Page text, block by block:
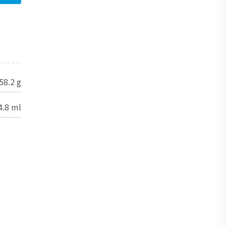
g
ml